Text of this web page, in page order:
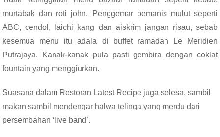
murtabak dan roti john. Penggemar pemanis mulut seperti
ABC, cendol, laichi kang dan aiskrim jangan risau, sebab
kesemua menu itu adala di buffet ramadan Le Meridien
Putrajaya. Kanak-kanak pula pasti gembira dengan coklat
fountain yang menggiurkan.
Suasana dalam Restoran Latest Recipe juga selesa, sambil
makan sambil mendengar halwa telinga yang merdu dari
persembahan ‘live band’.